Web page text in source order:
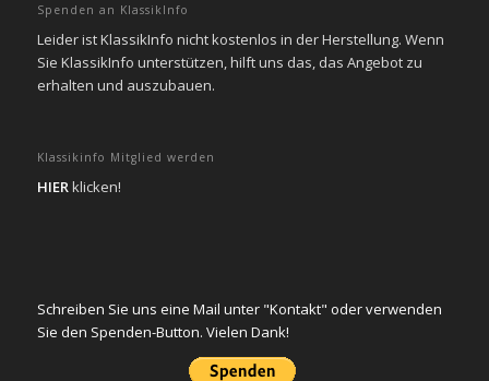
Spenden an KlassikInfo
Leider ist KlassikInfo nicht kostenlos in der Herstellung. Wenn
Sie KlassikInfo unterstützen, hilft uns das, das Angebot zu
erhalten und auszubauen.
Klassikinfo Mitglied werden
HIERklicken!
Schreiben Sie uns eine Mail unter "Kontakt" oder verwenden
Sie den Spenden-Button. Vielen Dank!